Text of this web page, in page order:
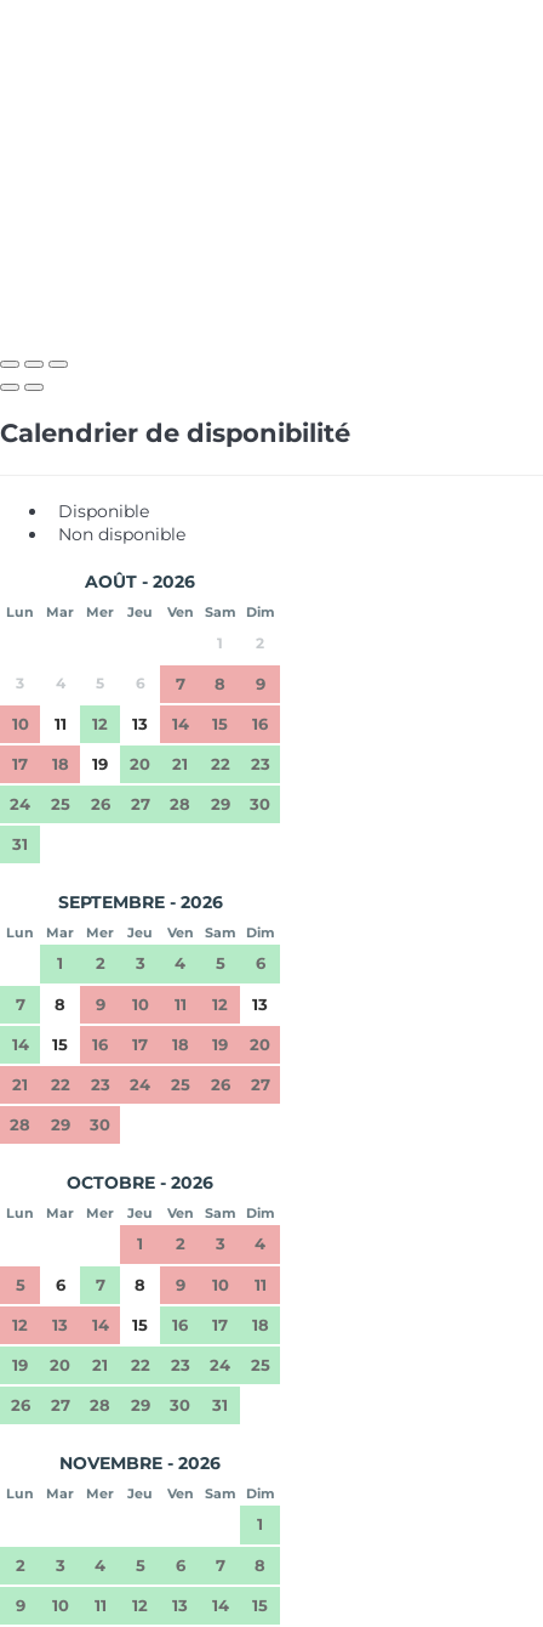
Calendrier de disponibilité
Disponible
Non disponible
AOÛT - 2026
Lun Mar Mer Jeu Ven Sam Dim
1 2
3 4 5 6 7 8 9
10 11 12 13 14 15 16
17 18 19 20 21 22 23
24 25 26 27 28 29 30
31
SEPTEMBRE - 2026
Lun Mar Mer Jeu Ven Sam Dim
1 2 3 4 5 6
7 8 9 10 11 12 13
14 15 16 17 18 19 20
21 22 23 24 25 26 27
28 29 30
OCTOBRE - 2026
Lun Mar Mer Jeu Ven Sam Dim
1 2 3 4
5 6 7 8 9 10 11
12 13 14 15 16 17 18
19 20 21 22 23 24 25
26 27 28 29 30 31
NOVEMBRE - 2026
Lun Mar Mer Jeu Ven Sam Dim
1
2 3 4 5 6 7 8
9 10 11 12 13 14 15